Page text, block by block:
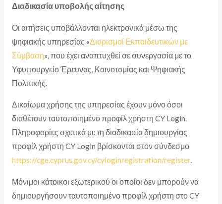
Διαδικασία υποβολής αίτησης
Οι αιτήσεις υποβάλλονται ηλεκτρονικά μέσω της
ψηφιακής υπηρεσίας «Διορισμοί Εκπαιδευτικών με
Σύμβαση», που έχει αναπτυχθεί σε συνεργασία με το
Υφυπουργείο Έρευνας, Καινοτομίας και Ψηφιακής
Πολιτικής.
Δικαίωμα χρήσης της υπηρεσίας έχουν μόνο όσοι
διαθέτουν ταυτοποιημένο προφίλ χρήστη CY Login.
Πληροφορίες σχετικά με τη διαδικασία δημιουργίας
προφίλ χρήστη CY Login βρίσκονται στον σύνδεσμο
https://cge.cyprus.gov.cy/cyloginregistration/register.
Μόνιμοι κάτοικοι εξωτερικού οι οποίοι δεν μπορούν να
δημιουργήσουν ταυτοποιημένο προφίλ χρήστη στο CY